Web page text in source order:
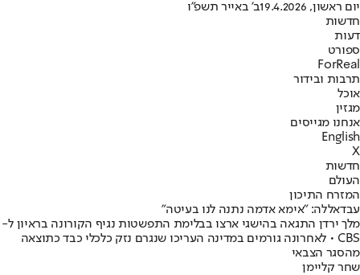
יום ראשון, 19.4.2026
ב' באייר תשפ"ו
חדשות
דעות
ספורט
ForReal
תרבות ובידור
אוכל
מגזין
אנחנו מגייסים
English
X
חדשות
העולם
המזרח התיכון
עבדאללה: "אימא אדמה נתנה לנו בעיטה"
מלך ירדן התגאה בהישגי ארצו בבלימת התפשטות נגיף הקורונה בראיון ל-
CBS • לאחרונה גורמים במדינה העריכו שנגרם נזק כלכלי כבד כתוצאה
מהסגר הצבאי
שחר קליימן